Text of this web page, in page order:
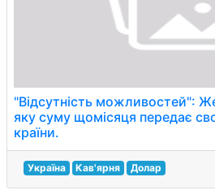
"Відсутність можливостей":
яку суму щомісяця передає
країни.
Україна Кав'ярня Долар